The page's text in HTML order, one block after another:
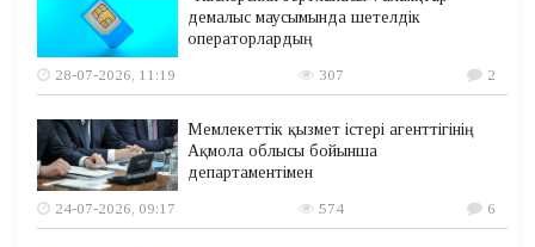
демалыс маусымында шетелдік
операторлардың
28-07-2026, 11:19
307 2
Мемлекеттік қызмет істері агенттігінің
Ақмола облысы бойынша
департаментімен
24-07-2026, 09:17
574 6